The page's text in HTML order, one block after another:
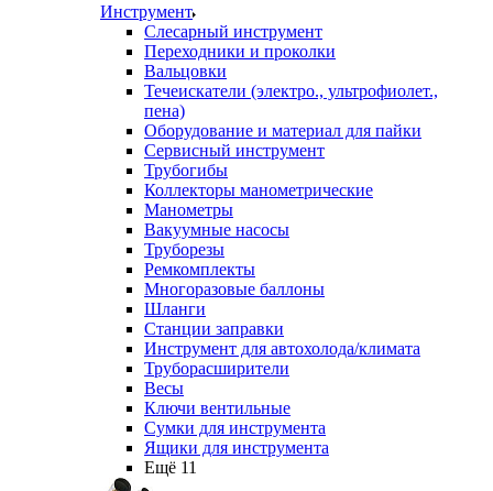
Инструмент
Слесарный инструмент
Переходники и проколки
Вальцовки
Течеискатели (электро., ультрофиолет.,
пена)
Оборудование и материал для пайки
Сервисный инструмент
Трубогибы
Коллекторы манометрические
Манометры
Вакуумные насосы
Труборезы
Ремкомплекты
Многоразовые баллоны
Шланги
Станции заправки
Инструмент для автохолода/климата
Труборасширители
Весы
Ключи вентильные
Сумки для инструмента
Ящики для инструмента
Ещё 11